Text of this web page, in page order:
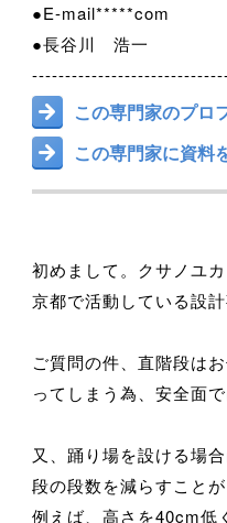
●E-mail*****com
●長谷川 浩一
この専門家のプロ
この専門家に資料
初めまして。クサノユ
京都で活動している設計
ご質問の件、直階段は
ってしまう為、安全面
又、踊り場を設ける場
段の段数を減らすことが
例えば、高さを40cm低